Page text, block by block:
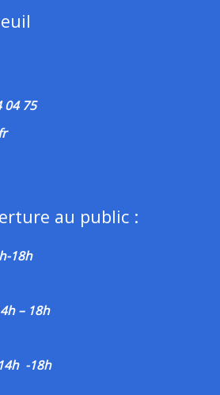
04 75
au public :
18h
– 18h
-18h